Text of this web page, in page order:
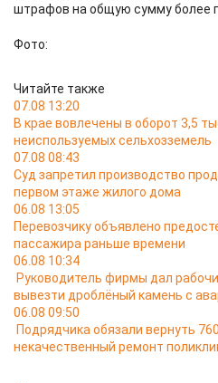
штрафов на общую сумму более
Фото:
Читайте также
07.08 13:20
В крае вовлечены в оборот 3,5
неиспользуемых сельхозземель
07.08 08:43
Суд запретил производство
первом этаже жилого дома
06.08 13:05
Перевозчику объявлено
пассажира раньше времени
06.08 10:34
Руководитель фирмы дал
вывезти дроблёный камень с
06.08 09:50
Подрядчика обязали вернуть
некачественный ремонт